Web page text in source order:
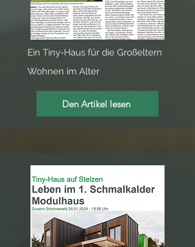
Ein Tiny-Haus für die Großeltern
Wohnen im Alter
Den Artikel lesen